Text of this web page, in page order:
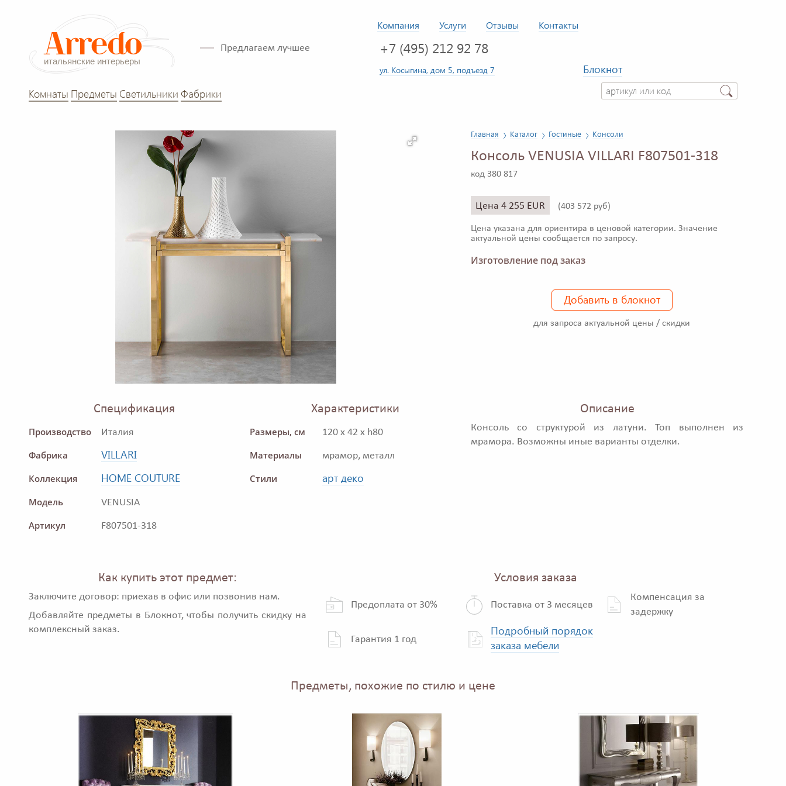
Компания Услуги Отзывы Контакты
Предлагаем лучшее +7 (495) 212 92 78
ул. Косыгина, дом 5, подъезд 7
Блокнот
Комнаты Предметы Светильники Фабрики
Главная Каталог Гостиные Консоли
Консоль VENUSIA VILLARI F807501-318
код 380 817
Цена 4 255 EUR (403 572 руб)
Цена указана для ориентира в ценовой категории. Значение
актуальной цены сообщается по запросу.
Изготовление под заказ
Добавить в блокнот
для запроса актуальной цены / скидки
Спецификация
Производство Италия
Фабрика VILLARI
Коллекция HOME COUTURE
Модель VENUSIA
Артикул F807501-318
Характеристики
Размеры, см 120 x 42 x h80
Материалы мрамор, металл
Стили арт деко
Описание
Консоль со структурой из латуни. Топ выполнен из
мрамора. Возможны иные варианты отделки.
Как купить этот предмет:
Заключите договор: приехав в офис или позвонив нам.
Добавляйте предметы в Блокнот, чтобы получить скидку на
комплексный заказ.
Условия заказа
Предоплата от 30% Поставка от 3 месяцев
Компенсация за
задержку
Гарантия 1 год
Подробный порядок
заказа мебели
Предметы, похожие по стилю и цене